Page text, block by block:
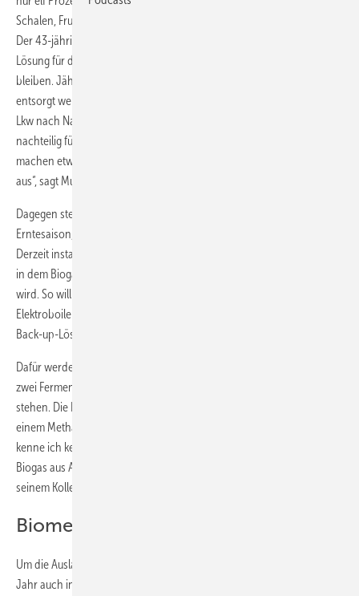
Schalen, Fruchtfleisch und die Kerne, rechnet Hannes Muntingh vor.
Der 43-jährige Südafrikaner ist dafür zuständig, eine nachhaltige
Lösung für die Abfälle zu entwickeln, die nach dem Pressen übrig
bleiben. Jährlich sind das bisher rund 3500 Tonnen, die aufwendig
entsorgt werden müssen. Die weitgehend flüssigen Reste müssten mit
Lkw nach Nairobi auf die Deponie gebracht werden. Das sei nicht nur
nachteilig für die Umwelt: „Die Transport- und Entsorgungskosten
machen etwa fünf Prozent der gesamten Kosten des Unternehmens
aus“, sagt Muntingh.
Dagegen stecke in den Resten reichlich Energie, die ab der laufenden
Erntesaison, die von März bis Oktober läuft, genutzt werden soll.
Derzeit installieren zwei deutsche Ingenieure ein Blockheizkraftwerk,
in dem Biogas aus den Reststoffen in Strom und Wärme umgewandelt
wird. So will Olivado unabhängig vom Netzstrom werden. Der
Elektroboiler, der bisher die Wärme für die Ölmühle liefert, wird zur
Back-up-Lösung.
Dafür werden alle Abfallstoffe zusammen mit dem Prozesswasser in
zwei Fermentern vergoren, die hinter der Fabrik auf einer Anhöhe
stehen. Die Kerne werden zuvor zerstoßen. Muntingh kalkuliert mit
einem Methanertrag von jährlich rund 2300 Kubikmetern. „Bisher
kenne ich keine Anlage, die auf der Welt in nennenswerter Weise
Biogas aus Avocadoresten herstellt“, sagt Muntingh, während er mit
seinem Kollegen John Chege die Fermenter inspiziert.
Biomethan für Tank und Küche
Um die Auslastung der Fabrik zu erhöhen, will Olivado im laufenden
Jahr auch in die Verarbeitung von Mangos einsteigen. Deren Saison